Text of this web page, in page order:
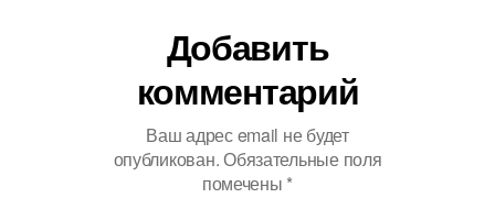
Добавить
комментарий
Ваш адрес email не будет
опубликован.Обязательные поля
помечены *